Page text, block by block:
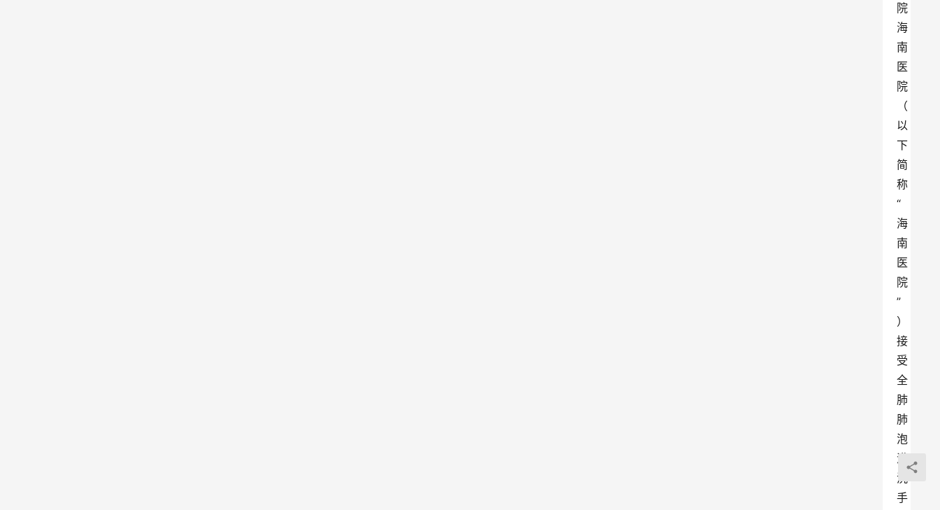
院
海
南
医
院
（
以
下
简
称
“
海
南
医
院
”
）
接
受
全
肺
肺
泡
灌
洗
手